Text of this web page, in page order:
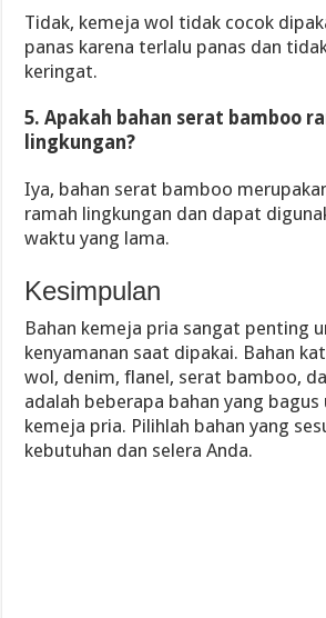
Tidak, kemeja wol tidak cocok
panas karena terlalu panas dan
keringat.
5. Apakah bahan serat bamboo
lingkungan?
Iya, bahan serat bamboo
ramah lingkungan dan dapat
waktu yang lama.
Kesimpulan
Bahan kemeja pria sangat penting
kenyamanan saat dipakai. Bahan
wol, denim, flanel, serat bamboo,
adalah beberapa bahan yang
kemeja pria. Pilihlah bahan yang
kebutuhan dan selera Anda.